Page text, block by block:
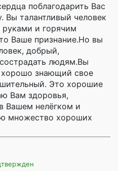
поблагодарить Вас
Вы талантливый человек
и горячим
Ваше признание.Но вы
добрый,
людям.Вы
хорошо знающий свое
Это хорошие
Вам здоровья,
Вашем нелёгком и
множество хороших